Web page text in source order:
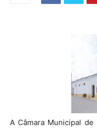
A Câmara Municipal